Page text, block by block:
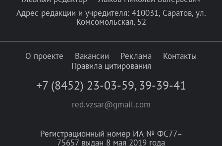
Адрес редакции и учредителя: 410031, Саратов, ул.
Комсомольская, 52
О проекте Вакансии Реклама
Контакты
Правила цитирования
+7 (8452) 23-03-59, 39-39-41
red.vzsar@gmail.com
Регистрационный номер ИА № ФС77–
75657 выдан 8 мая 2019 года